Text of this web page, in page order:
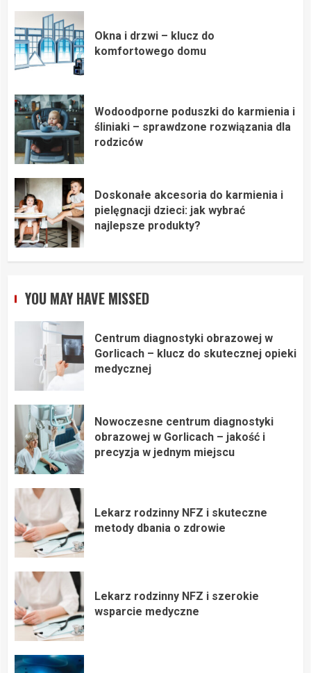
Okna i drzwi – klucz do
komfortowego domu
Wodoodporne poduszki do karmienia i
śliniaki – sprawdzone rozwiązania dla
rodziców
Doskonałe akcesoria do karmienia i
pielęgnacji dzieci: jak wybrać
najlepsze produkty?
YOU MAY HAVE MISSED
Centrum diagnostyki obrazowej w
Gorlicach – klucz do skutecznej opieki
medycznej
Nowoczesne centrum diagnostyki
obrazowej w Gorlicach – jakość i
precyzja w jednym miejscu
Lekarz rodzinny NFZ i skuteczne
metody dbania o zdrowie
Lekarz rodzinny NFZ i szerokie
wsparcie medyczne